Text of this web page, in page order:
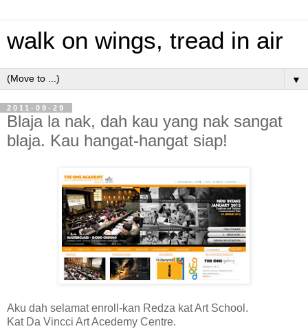
walk on wings, tread in air
▼
2011-09-29
Blaja la nak, dah kau yang nak sangat
blaja. Kau hangat-hangat siap!
Aku dah selamat enroll-kan Redza kat Art School.
Kat Da Vincci Art Acedemy Centre.